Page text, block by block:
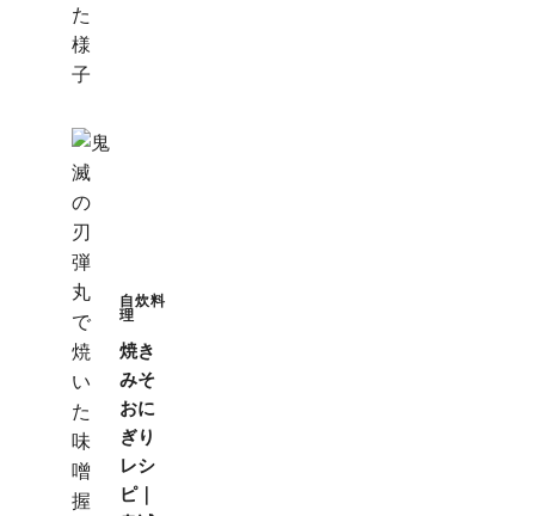
自炊料
理
焼き
みそ
おに
ぎり
レシ
ピ｜